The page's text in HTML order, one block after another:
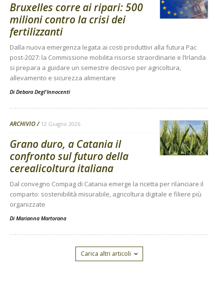
Bruxelles corre ai ripari: 500
milioni contro la crisi dei
fertilizzanti
Dalla nuova emergenza legata ai costi produttivi alla futura Pac
post-2027: la Commissione mobilita risorse straordinarie e l’Irlanda
si prepara a guidare un semestre decisivo per agricoltura,
allevamento e sicurezza alimentare
Di Debora Degl'Innocenti
ARCHIVIO 12 Giugno 2026
Grano duro, a Catania il
confronto sul futuro della
cerealicoltura italiana
Dal convegno Compag di Catania emerge la ricetta per rilanciare il
comparto: sostenibilità misurabile, agricoltura digitale e filiere più
organizzate
Di Marianna Martorana
Carica altri articoli